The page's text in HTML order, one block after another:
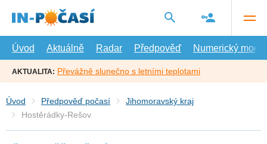
hlavní
Úvod
Aktuálně Radar Předpověď Numerický model
AKTUALITA: Převážně slunečno s letními teplotami
Úvod Předpověď počasí
Jihomoravský kraj
Hostěrádky-Rešov